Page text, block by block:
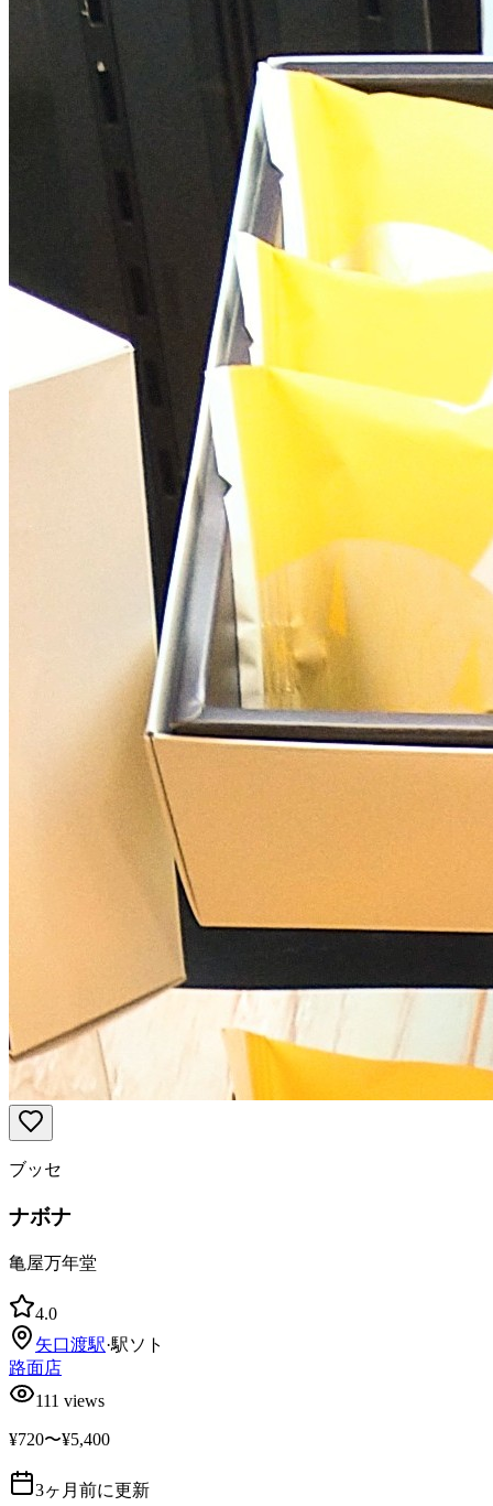
ブッセ
ナボナ
亀屋万年堂
4.0
矢口渡駅·駅ソト
路面店
111 views
¥720〜¥5,400
3ヶ月前に更新